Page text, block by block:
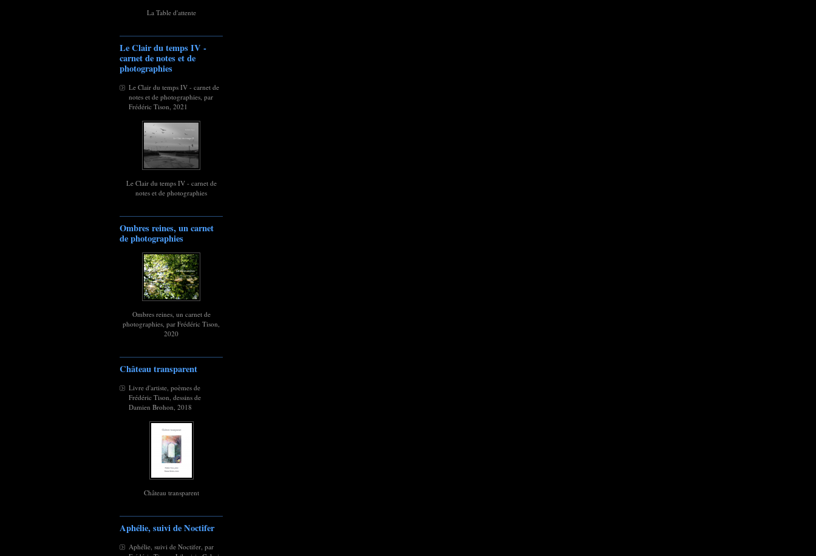
La Table d'attente
Le Clair du temps IV -
carnet de notes et de
photographies
Le Clair du temps IV - carnet de
notes et de photographies, par
Frédéric Tison, 2021
Le Clair du temps IV - carnet de
notes et de photographies
Ombres reines, un carnet
de photographies
Ombres reines, un carnet de
photographies, par Frédéric Tison,
2020
Château transparent
Livre d'artiste, poèmes de
Frédéric Tison, dessins de
Damien Brohon, 2018
Château transparent
Aphélie, suivi de Noctifer
Aphélie, suivi de Noctifer, par